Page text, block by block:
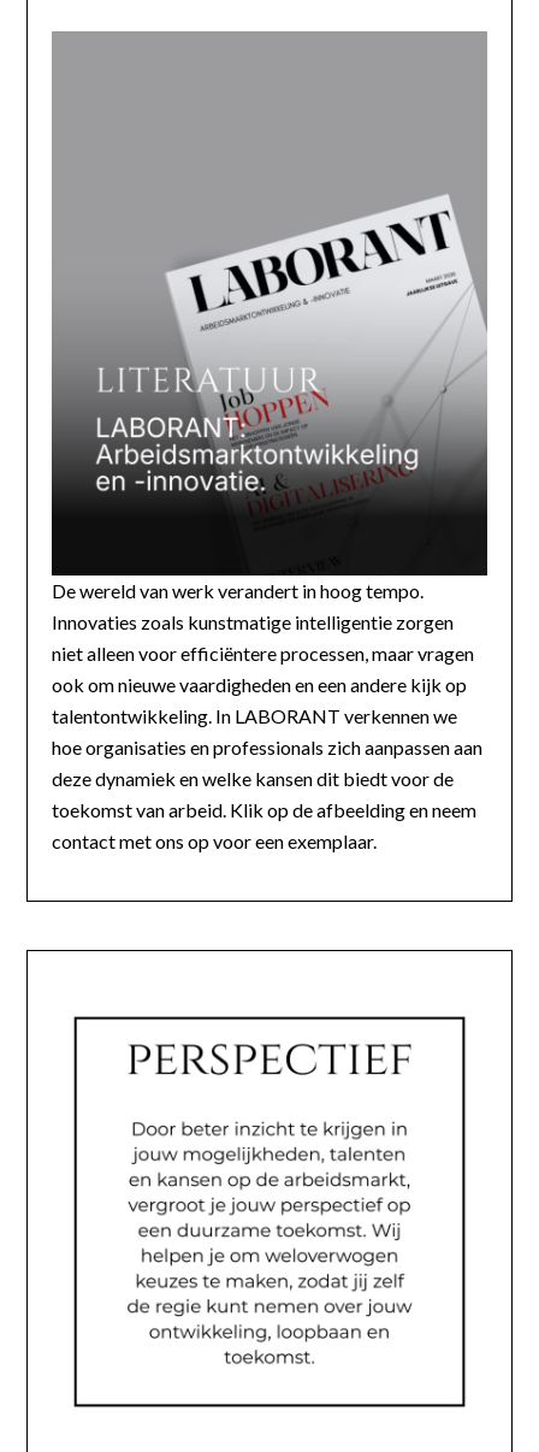
De wereld van werk verandert in hoog tempo.
Innovaties zoals kunstmatige intelligentie zorgen
niet alleen voor efficiëntere processen, maar vragen
ook om nieuwe vaardigheden en een andere kijk op
talentontwikkeling. In LABORANT verkennen we
hoe organisaties en professionals zich aanpassen aan
deze dynamiek en welke kansen dit biedt voor de
toekomst van arbeid. Klik op de afbeelding en neem
contact met ons op voor een exemplaar.